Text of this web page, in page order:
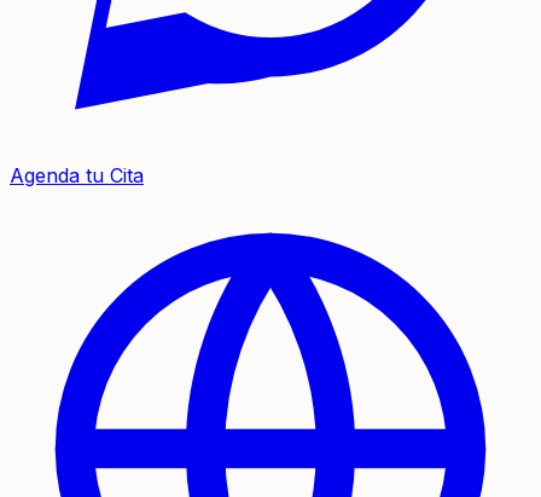
Agenda tu Cita